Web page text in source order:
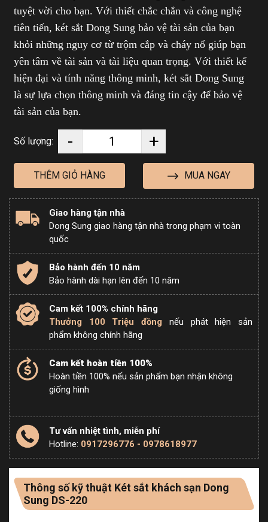
tuyệt vời cho bạn. Với thiết chắc chắn và công nghệ
tiên tiến, két sắt Dong Sung bảo vệ tài sản của bạn
khỏi những nguy cơ từ trộm cắp và cháy nổ giúp bạn
yên tâm về tài sản và tài liệu quan trọng. Với thiết kế
hiện đại và tính năng thông minh, két sắt Dong Sung
là sự lựa chọn thông minh và đáng tin cậy để bảo vệ
tài sản của bạn.
Số lượng: - +
THÊM GIỎ HÀNG MUA NGAY
Giao hàng tận nhà
Dong Sung giao hàng tận nhà trong phạm vi toàn
quốc
Bảo hành đến 10 năm
Bảo hành dài hạn lên đến 10 năm
Cam kết 100% chính hãng
Thưởng 100 Triệu đồng
nếu phát hiện sản
phẩm không chính hãng
Cam kết hoàn tiền 100%
Hoàn tiền 100% nếu sản phẩm bạn nhận không
giống hình
Tư vấn nhiệt tình, miễn phí
Hotline: 0917296776 - 0978618977
Thông số kỹ thuật Két sắt khách sạn Dong
Sung DS-220